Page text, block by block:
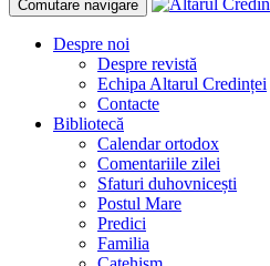
Comutare navigare
Despre noi
Despre revistă
Echipa Altarul Credinței
Contacte
Bibliotecă
Calendar ortodox
Comentariile zilei
Sfaturi duhovnicești
Postul Mare
Predici
Familia